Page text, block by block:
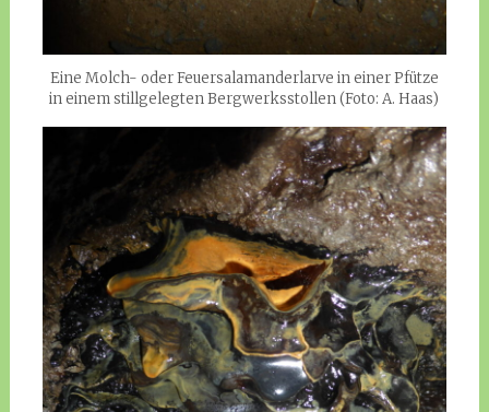
Eine Molch- oder Feuersalamanderlarve in einer Pfütze
in einem stillgelegten Bergwerksstollen (Foto: A. Haas)